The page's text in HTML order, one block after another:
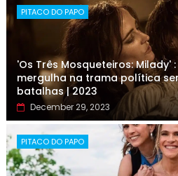
PITACO DO PAPO
'Os Três Mosqueteiros: Milady'
mergulha na trama política
batalhas | 2023
December 29, 2023
PITACO DO PAPO